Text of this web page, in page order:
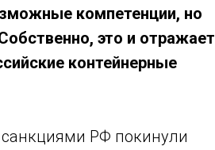
компетенции, но
это и отражает
контейнерные
РФ покинули